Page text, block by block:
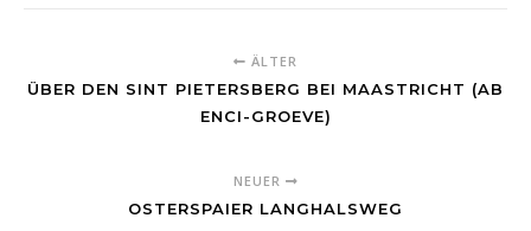
ÄLTER
ÜBER DEN SINT PIETERSBERG BEI MAASTRICHT (AB
ENCI-GROEVE)
NEUER
OSTERSPAIER LANGHALSWEG